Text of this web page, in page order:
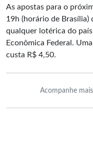
As apostas para o
19h (horário de Brasília)
qualquer lotérica do
Econômica Federal.
custa R$ 4,50.
Acompanhe